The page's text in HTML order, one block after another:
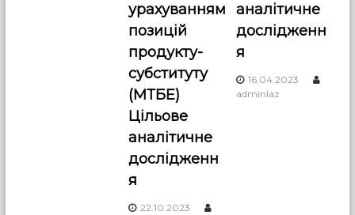
урахуванням
позицій
продукту-
субституту
(МТБЕ)
Цільове
аналітичне
дослідженн
я
22.10.2023
аналітичне
дослідженн
я
16.04.2023
adminlaz